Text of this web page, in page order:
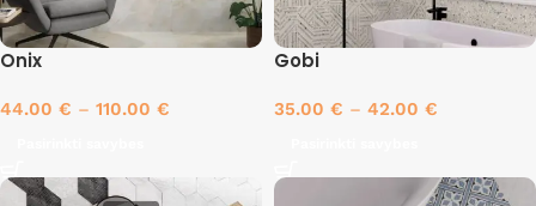
Onix
44.00 € – 110.00 €
Gobi
35.00 € – 42.00 €